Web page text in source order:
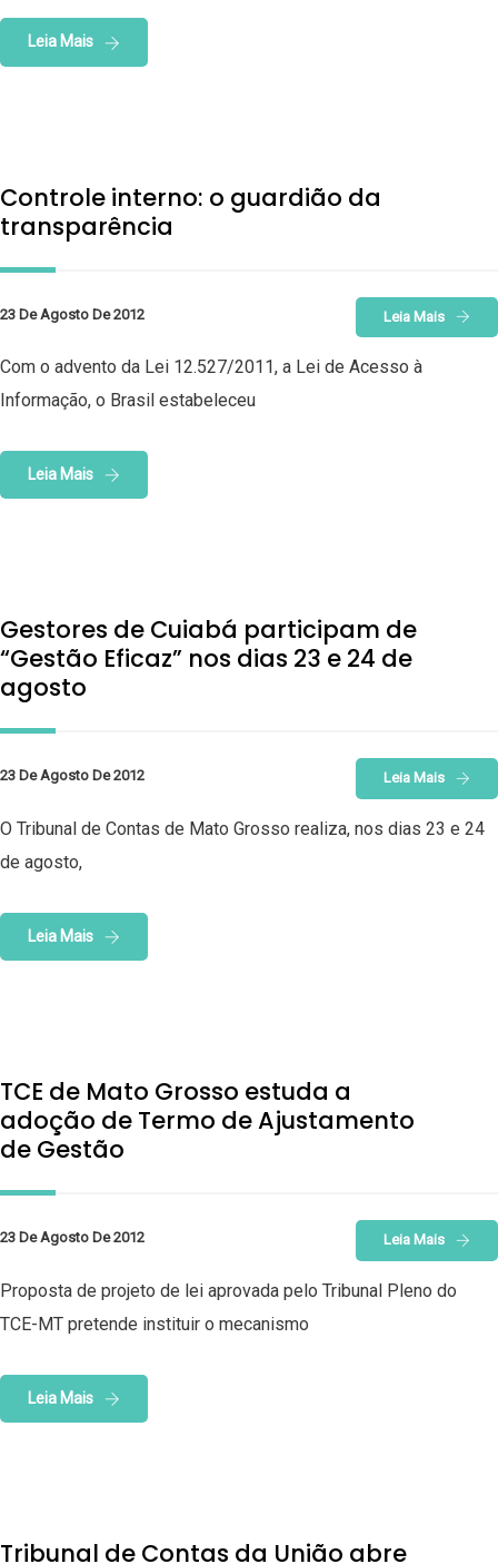
Leia Mais
Controle interno: o guardião da
transparência
23 De Agosto De 2012 Leia Mais
Com o advento da Lei 12.527/2011, a Lei de Acesso à
Informação, o Brasil estabeleceu
Leia Mais
Gestores de Cuiabá participam de
“Gestão Eficaz” nos dias 23 e 24 de
agosto
23 De Agosto De 2012 Leia Mais
O Tribunal de Contas de Mato Grosso realiza, nos dias 23 e 24
de agosto,
Leia Mais
TCE de Mato Grosso estuda a
adoção de Termo de Ajustamento
de Gestão
23 De Agosto De 2012 Leia Mais
Proposta de projeto de lei aprovada pelo Tribunal Pleno do
TCE-MT pretende instituir o mecanismo
Leia Mais
Tribunal de Contas da União abre